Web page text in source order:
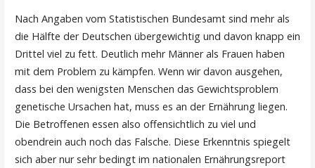
Nach Angaben vom Statistischen Bundesamt sind mehr als
die Hälfte der Deutschen übergewichtig und davon knapp ein
Drittel viel zu fett. Deutlich mehr Männer als Frauen haben
mit dem Problem zu kämpfen. Wenn wir davon ausgehen,
dass bei den wenigsten Menschen das Gewichtsproblem
genetische Ursachen hat, muss es an der Ernährung liegen.
Die Betroffenen essen also offensichtlich zu viel und
obendrein auch noch das Falsche. Diese Erkenntnis spiegelt
sich aber nur sehr bedingt im nationalen Ernährungsreport